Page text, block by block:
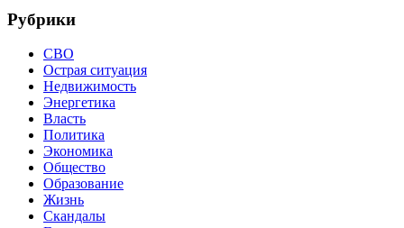
Рубрики
СВО
Острая ситуация
Недвижимость
Энергетика
Власть
Политика
Экономика
Общество
Образование
Жизнь
Скандалы